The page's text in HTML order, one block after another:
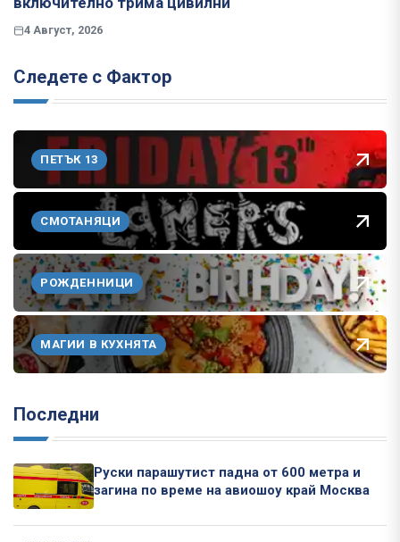
4 Август, 2026
Следете с Фактор
ПЕТЪК 13
СМОТАНЯЦИ
РОЖДЕННИЦИ
МАГИИ В КУХНЯТА
Последни
Руски парашутист падна от 600 метра и
загина по време на авиошоу край Москва